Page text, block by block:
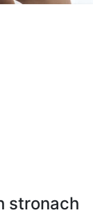
stronach